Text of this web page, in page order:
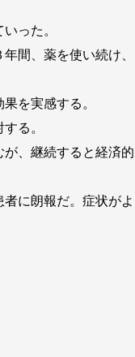
った。
間、薬を使い続け、
を実感する。
る。
、継続すると経済的
に朗報だ。症状がよ